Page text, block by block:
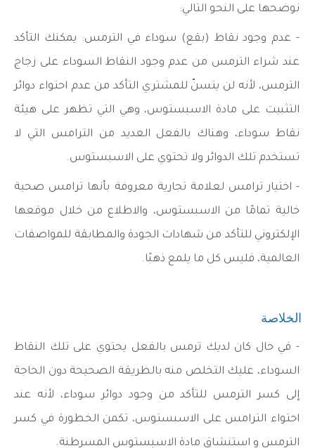
نوضحها على النحو التالي:
- عدم وجود نقاط (بقع) سوداء في الترمس: يمكنك التأكد
عند شراء الترمس من عدم وجود النقاط السوداء على زجاج
الترمس، لأنه لن يتسنّ للمشتري التأكد من عدم احتواء دوائر
التثبيت على مادة الاسبستوس، وهي التي تظهر على هيئة
نقاط سوداء، وهناك بالفعل العديد من الترامس التي لا
تستخدم تلك الدوائر ولا تحتوي على الاسبستوس.
- اختيار ترامس لعلامة تجارية معروفة بأنها ترامس صحية
خالية تمامًا من الاسبستوس، والاطلاع من خلال موقعها
الإلكتروني للتأكد من شهادات الجودة والمطابقة للمواصفات
العالمية، فليس كل ما يلمع ذهبًا.
الخلاصة
- في حال كان لديك ترمس بالفعل يحتوي على تلك النقاط
السوداء، عليك التخلص منه بالطريقة الصحيحة دون الحاجة
إلى كسر الترمس للتأكد من وجود دوائر سوداء، لأنه عند
احتواء الترامس على الاسبستوس، تكمن الخطورة في كسر
الترمس و استنشاق مادة الاسبستوس المسرطنة.